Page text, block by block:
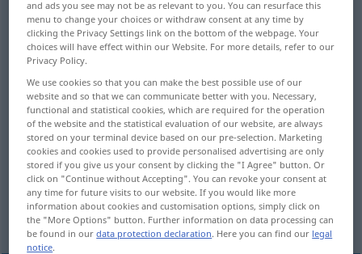
Overview of all translations
(For more details, click/tap on the translation)
sich gut benehmen
sich verhalten, reagieren
arbeiten, funktionieren
verlaufen, sich verhalten
and ads you see may not be as relevant to you. You can resurface this
menu to change your choices or withdraw consent at any time by
clicking the Privacy Settings link on the bottom of the webpage. Your
choices will have effect within our Website. For more details, refer to our
Privacy Policy.
We use cookies so that you can make the best possible use of our
website and so that we can communicate better with you. Necessary,
functional and statistical cookies, which are required for the operation
of the website and the statistical evaluation of our website, are always
stored on your terminal device based on our pre-selection. Marketing
cookies and cookies used to provide personalised advertising are only
stored if you give us your consent by clicking the "I Agree" button. Or
click on "Continue without Accepting". You can revoke your consent at
any time for future visits to our website. If you would like more
information about cookies and customisation options, simply click on
the "More Options" button. Further information on data processing can
be found in ourdata protection declaration. Here you can find our legal
notice.